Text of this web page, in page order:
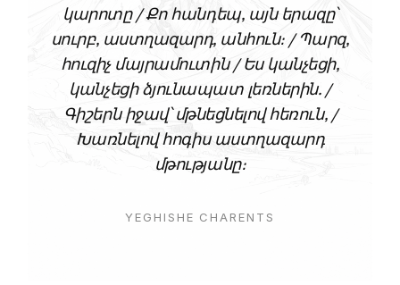
կարոտը / Քո հանդեպ, այն երազը՝
սուրբ, աստղազարդ, անհուն։ / Պարզ,
հուզիչ մայրամուտին / Ես կանչեցի,
կանչեցի ձյունապատ լեռներին. /
Գիշերն իջավ՝ մթնեցնելով հեռուն, /
Խառնելով հոգիս աստղազարդ
մթությանը։
YEGHISHE CHARENTS